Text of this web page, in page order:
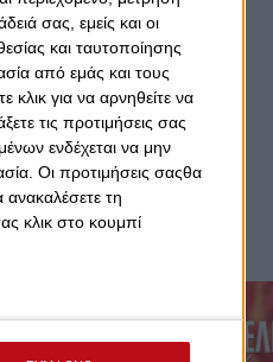
σας, εμείς και οι
και ταυτοποίησης
από εμάς και τους
για να αρνηθείτε να
τις προτιμήσεις σας
ενδέχεται να μην
Οι προτιμήσεις σαςθα
ανακαλέσετε τη
κλικ στο κουμπί